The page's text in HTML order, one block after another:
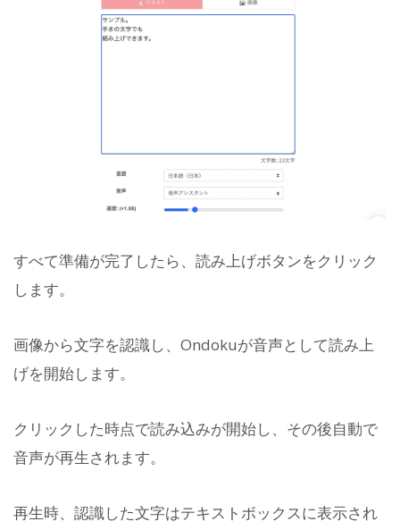
すべて準備が完了したら、読み上げボタンをクリック
します。
画像から文字を認識し、Ondokuが音声として読み上
げを開始します。
クリックした時点で読み込みが開始し、その後自動で
音声が再生されます。
再生時、認識した文字はテキストボックスに表示され